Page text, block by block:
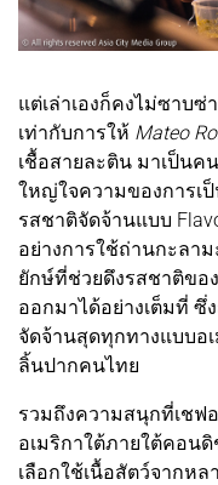
แต่เล่าเองก็คงไม่ซาบซ่
เท่ากับการให้ Mateo
เชื้อสายละติน มาเป็นค
ใหญ่ใจความของการเ
รสชาติจัดจ้านแบบ
อย่างการใช้ถ่านกะลา
ยักษ์ที่ช่วยดึงรสชาติขอ
ออกมาได้อย่างเต็มที่ ซึ่
จัดจ้านสุดทุกทางแบบอ
ลิ้นปากคนไทย
รวมถึงความสนุกที่เชฟ
อเมริกาใต้ภายใต้คอน
เลือกใช้เนื้อสัตว์จากห